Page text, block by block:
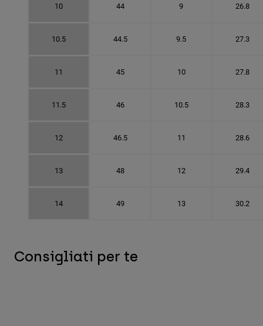
10 44 9 26.8
10.5 44.5 9.5 27.3
11 45 10 27.8
11.5 46 10.5 28.3
12 46.5 11 28.6
13 48 12 29.4
14 49 13 30.2
Consigliati per te